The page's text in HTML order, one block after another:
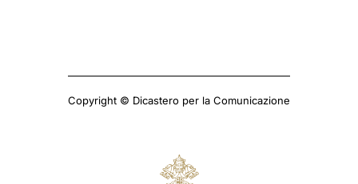
Copyright © Dicastero per la Comunicazione